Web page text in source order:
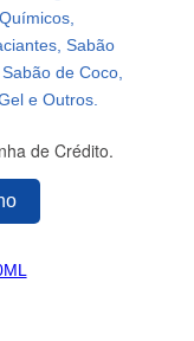
Sabão
de Coco,
e Outros.
de Crédito.